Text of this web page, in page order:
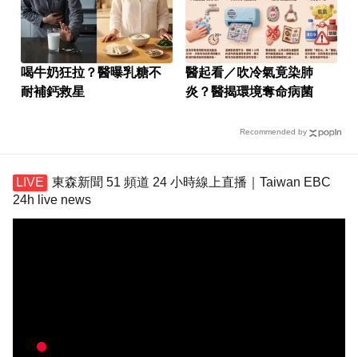
喝牛奶狂拉？醫曝乳糖不
耐補鈣救星
醫起看／吹冷氣竟染肺
炎？醫揭環境奪命病菌
Recommended by
東森新聞 51 頻道 24 小時線上直播｜Taiwan EBC
24h live news